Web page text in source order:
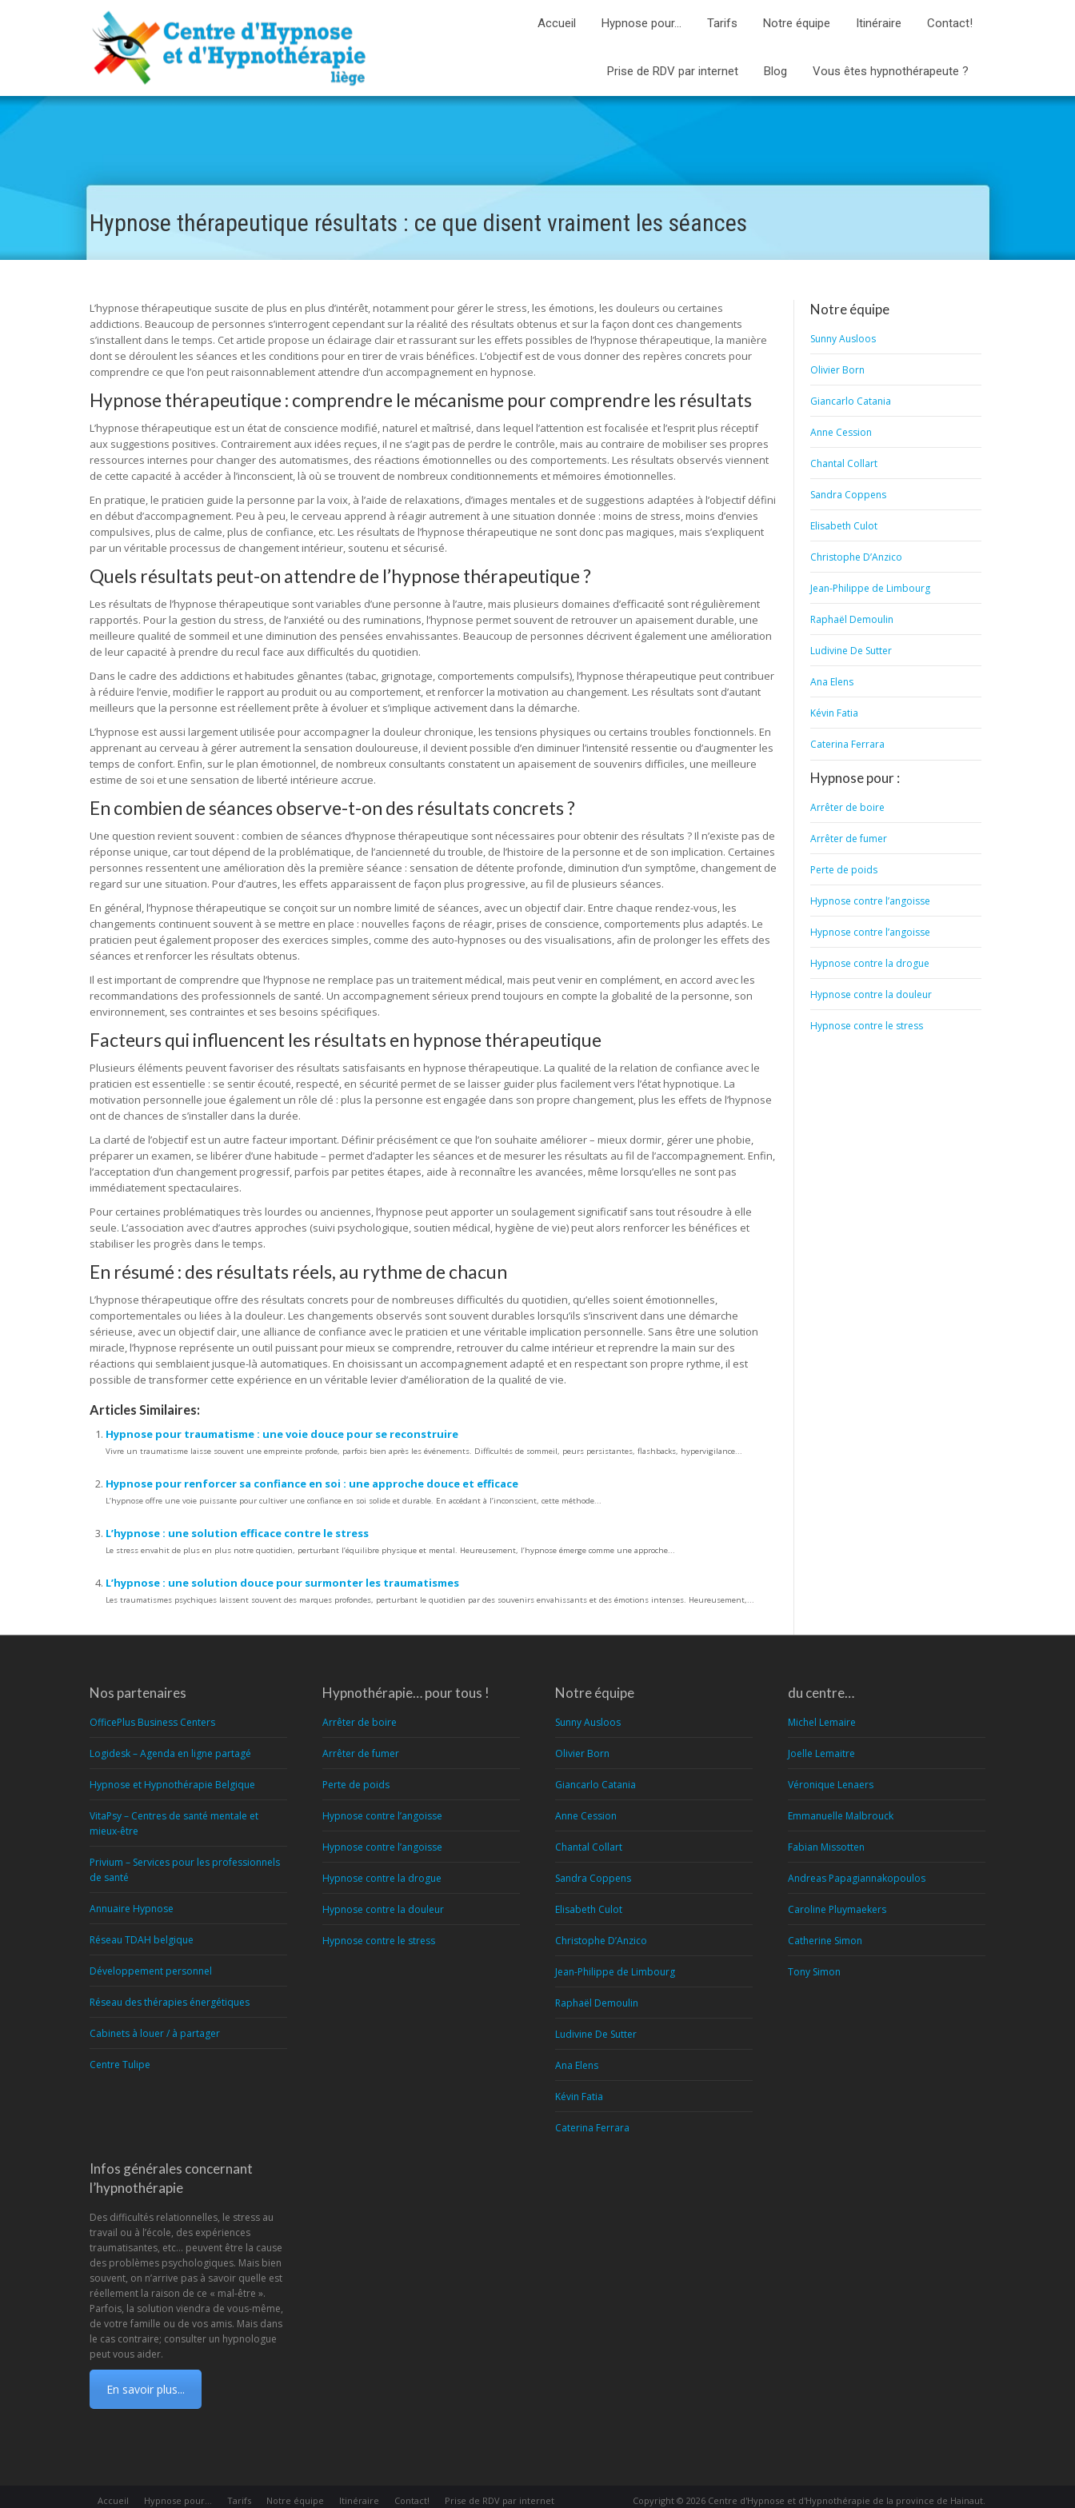
Accueil Hypnose pour… Tarifs Notre équipe Itinéraire Contact!
Prise de RDV par internet Blog Vous êtes hypnothérapeute ?
Hypnose thérapeutique résultats : ce que disent vraiment les séances
L’hypnose thérapeutique suscite de plus en plus d’intérêt, notamment pour gérer le stress, les émotions, les douleurs ou certaines
addictions. Beaucoup de personnes s’interrogent cependant sur la réalité des résultats obtenus et sur la façon dont ces changements
s’installent dans le temps. Cet article propose un éclairage clair et rassurant sur les effets possibles de l’hypnose thérapeutique, la manière
dont se déroulent les séances et les conditions pour en tirer de vrais bénéfices. L’objectif est de vous donner des repères concrets pour
comprendre ce que l’on peut raisonnablement attendre d’un accompagnement en hypnose.
Hypnose thérapeutique : comprendre le mécanisme pour comprendre les résultats
L’hypnose thérapeutique est un état de conscience modifié, naturel et maîtrisé, dans lequel l’attention est focalisée et l’esprit plus réceptif
aux suggestions positives. Contrairement aux idées reçues, il ne s’agit pas de perdre le contrôle, mais au contraire de mobiliser ses propres
ressources internes pour changer des automatismes, des réactions émotionnelles ou des comportements. Les résultats observés viennent
de cette capacité à accéder à l’inconscient, là où se trouvent de nombreux conditionnements et mémoires émotionnelles.
En pratique, le praticien guide la personne par la voix, à l’aide de relaxations, d’images mentales et de suggestions adaptées à l’objectif défini
en début d’accompagnement. Peu à peu, le cerveau apprend à réagir autrement à une situation donnée : moins de stress, moins d’envies
compulsives, plus de calme, plus de confiance, etc. Les résultats de l’hypnose thérapeutique ne sont donc pas magiques, mais s’expliquent
par un véritable processus de changement intérieur, soutenu et sécurisé.
Quels résultats peut-on attendre de l’hypnose thérapeutique ?
Les résultats de l’hypnose thérapeutique sont variables d’une personne à l’autre, mais plusieurs domaines d’efficacité sont régulièrement
rapportés. Pour la gestion du stress, de l’anxiété ou des ruminations, l’hypnose permet souvent de retrouver un apaisement durable, une
meilleure qualité de sommeil et une diminution des pensées envahissantes. Beaucoup de personnes décrivent également une amélioration
de leur capacité à prendre du recul face aux difficultés du quotidien.
Dans le cadre des addictions et habitudes gênantes (tabac, grignotage, comportements compulsifs), l’hypnose thérapeutique peut contribuer
à réduire l’envie, modifier le rapport au produit ou au comportement, et renforcer la motivation au changement. Les résultats sont d’autant
meilleurs que la personne est réellement prête à évoluer et s’implique activement dans la démarche.
L’hypnose est aussi largement utilisée pour accompagner la douleur chronique, les tensions physiques ou certains troubles fonctionnels. En
apprenant au cerveau à gérer autrement la sensation douloureuse, il devient possible d’en diminuer l’intensité ressentie ou d’augmenter les
temps de confort. Enfin, sur le plan émotionnel, de nombreux consultants constatent un apaisement de souvenirs difficiles, une meilleure
estime de soi et une sensation de liberté intérieure accrue.
En combien de séances observe-t-on des résultats concrets ?
Une question revient souvent : combien de séances d’hypnose thérapeutique sont nécessaires pour obtenir des résultats ? Il n’existe pas de
réponse unique, car tout dépend de la problématique, de l’ancienneté du trouble, de l’histoire de la personne et de son implication. Certaines
personnes ressentent une amélioration dès la première séance : sensation de détente profonde, diminution d’un symptôme, changement de
regard sur une situation. Pour d’autres, les effets apparaissent de façon plus progressive, au fil de plusieurs séances.
En général, l’hypnose thérapeutique se conçoit sur un nombre limité de séances, avec un objectif clair. Entre chaque rendez-vous, les
changements continuent souvent à se mettre en place : nouvelles façons de réagir, prises de conscience, comportements plus adaptés. Le
praticien peut également proposer des exercices simples, comme des auto-hypnoses ou des visualisations, afin de prolonger les effets des
séances et renforcer les résultats obtenus.
Il est important de comprendre que l’hypnose ne remplace pas un traitement médical, mais peut venir en complément, en accord avec les
recommandations des professionnels de santé. Un accompagnement sérieux prend toujours en compte la globalité de la personne, son
environnement, ses contraintes et ses besoins spécifiques.
Facteurs qui influencent les résultats en hypnose thérapeutique
Plusieurs éléments peuvent favoriser des résultats satisfaisants en hypnose thérapeutique. La qualité de la relation de confiance avec le
praticien est essentielle : se sentir écouté, respecté, en sécurité permet de se laisser guider plus facilement vers l’état hypnotique. La
motivation personnelle joue également un rôle clé : plus la personne est engagée dans son propre changement, plus les effets de l’hypnose
ont de chances de s’installer dans la durée.
La clarté de l’objectif est un autre facteur important. Définir précisément ce que l’on souhaite améliorer – mieux dormir, gérer une phobie,
préparer un examen, se libérer d’une habitude – permet d’adapter les séances et de mesurer les résultats au fil de l’accompagnement. Enfin,
l’acceptation d’un changement progressif, parfois par petites étapes, aide à reconnaître les avancées, même lorsqu’elles ne sont pas
immédiatement spectaculaires.
Pour certaines problématiques très lourdes ou anciennes, l’hypnose peut apporter un soulagement significatif sans tout résoudre à elle
seule. L’association avec d’autres approches (suivi psychologique, soutien médical, hygiène de vie) peut alors renforcer les bénéfices et
stabiliser les progrès dans le temps.
En résumé : des résultats réels, au rythme de chacun
L’hypnose thérapeutique offre des résultats concrets pour de nombreuses difficultés du quotidien, qu’elles soient émotionnelles,
comportementales ou liées à la douleur. Les changements observés sont souvent durables lorsqu’ils s’inscrivent dans une démarche
sérieuse, avec un objectif clair, une alliance de confiance avec le praticien et une véritable implication personnelle. Sans être une solution
miracle, l’hypnose représente un outil puissant pour mieux se comprendre, retrouver du calme intérieur et reprendre la main sur des
réactions qui semblaient jusque-là automatiques. En choisissant un accompagnement adapté et en respectant son propre rythme, il est
possible de transformer cette expérience en un véritable levier d’amélioration de la qualité de vie.
Articles Similaires:
Hypnose pour traumatisme : une voie douce pour se reconstruire
Vivre un traumatisme laisse souvent une empreinte profonde, parfois bien après les événements. Difficultés de sommeil, peurs persistantes, flashbacks, hypervigilance...
Hypnose pour renforcer sa confiance en soi : une approche douce et efficace
L’hypnose offre une voie puissante pour cultiver une confiance en soi solide et durable. En accédant à l’inconscient, cette méthode...
L’hypnose : une solution efficace contre le stress
Le stress envahit de plus en plus notre quotidien, perturbant l’équilibre physique et mental. Heureusement, l’hypnose émerge comme une approche...
L’hypnose : une solution douce pour surmonter les traumatismes
Les traumatismes psychiques laissent souvent des marques profondes, perturbant le quotidien par des souvenirs envahissants et des émotions intenses. Heureusement,...
Notre équipe
Sunny Ausloos
Olivier Born
Giancarlo Catania
Anne Cession
Chantal Collart
Sandra Coppens
Elisabeth Culot
Christophe D’Anzico
Jean-Philippe de Limbourg
Raphaël Demoulin
Ludivine De Sutter
Ana Elens
Kévin Fatia
Caterina Ferrara
Hypnose pour :
Arrêter de boire
Arrêter de fumer
Perte de poids
Hypnose contre l’angoisse
Hypnose contre l’angoisse
Hypnose contre la drogue
Hypnose contre la douleur
Hypnose contre le stress
Nos partenaires
OfficePlus Business Centers
Logidesk – Agenda en ligne partagé
Hypnose et Hypnothérapie Belgique
VitaPsy – Centres de santé mentale et
mieux-être
Privium – Services pour les professionnels
de santé
Annuaire Hypnose
Réseau TDAH belgique
Développement personnel
Réseau des thérapies énergétiques
Cabinets à louer / à partager
Centre Tulipe
Hypnothérapie… pour tous !
Arrêter de boire
Arrêter de fumer
Perte de poids
Hypnose contre l’angoisse
Hypnose contre l’angoisse
Hypnose contre la drogue
Hypnose contre la douleur
Hypnose contre le stress
Notre équipe
Sunny Ausloos
Olivier Born
Giancarlo Catania
Anne Cession
Chantal Collart
Sandra Coppens
Elisabeth Culot
Christophe D’Anzico
Jean-Philippe de Limbourg
Raphaël Demoulin
Ludivine De Sutter
Ana Elens
Kévin Fatia
Caterina Ferrara
du centre…
Michel Lemaire
Joelle Lemaitre
Véronique Lenaers
Emmanuelle Malbrouck
Fabian Missotten
Andreas Papagiannakopoulos
Caroline Pluymaekers
Catherine Simon
Tony Simon
Infos générales concernant
l’hypnothérapie
Des difficultés relationnelles, le stress au
travail ou à l’école, des expériences
traumatisantes, etc… peuvent être la cause
des problèmes psychologiques. Mais bien
souvent, on n’arrive pas à savoir quelle est
réellement la raison de ce « mal-être ».
Parfois, la solution viendra de vous-même,
de votre famille ou de vos amis. Mais dans
le cas contraire; consulter un hypnologue
peut vous aider.
En savoir plus...
Accueil Hypnose pour… Tarifs Notre équipe Itinéraire Contact! Prise de RDV par internet Copyright © 2026 Centre d'Hypnose et d'Hypnothérapie de la province de Hainaut.